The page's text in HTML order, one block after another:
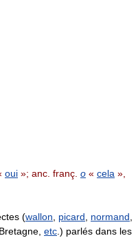
oui »; anc. franç. o « cela »,
(wallon, picard, normand,
etc.) parlés dans les